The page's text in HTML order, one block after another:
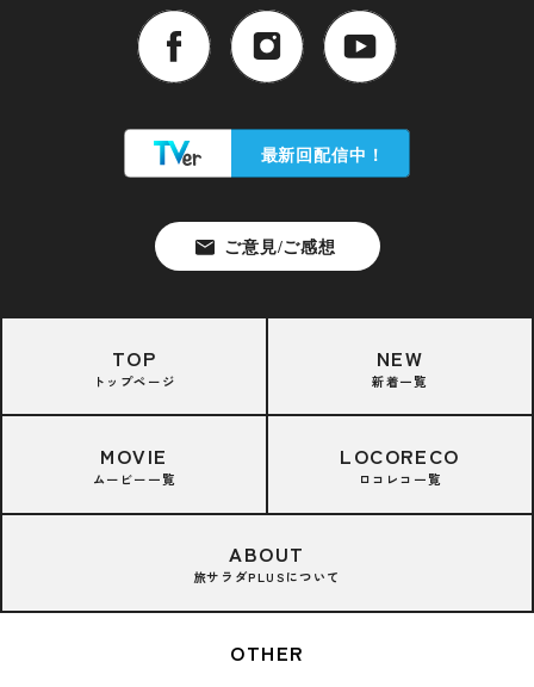
TOP
トップページ
NEW
新着一覧
MOVIE
ムービー一覧
LOCORECO
ロコレコ一覧
ABOUT
旅サラダPLUSについて
OTHER